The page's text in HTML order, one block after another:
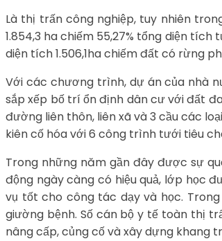
Là thị trấn công nghiệp, tuy nhiên
1.854,3 ha chiếm 55,27% tổng diện
diện tích 1.506,1ha chiếm đất có rừng
Với các chương trình, dự án của nhà
sắp xếp bố trí ổn định dân cư với đất
đường liên thôn, liên xã và 3 cầu các
kiên cố hóa với 6 công trình tưới tiêu
Trong những năm gần đây được sự
động ngày càng có hiệu quả, lớp học
vụ tốt cho công tác dạy và học.
giường bệnh. Số cán bộ y tế toàn thị
nâng cấp, củng cố và xây dựng khang